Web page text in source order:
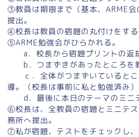
③教員は期限まで（基本、ARME会
提出。
④校長は教員の宿題の丸付けをする
⑤ARME勉強会がひらかれる。
a．校長から宿題プリントの返
b．つまずきがあったところを
ｃ．全体がつまずいているとこ
導。（校長は事前に私と勉強済み）
d．最後に本日のテーマのミニ
⑥校長は、全教員の宿題とミニテ
務所へ提出。
⑦私が宿題、テストをチェックし、